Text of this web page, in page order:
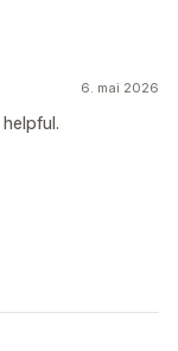
6. mai 2026